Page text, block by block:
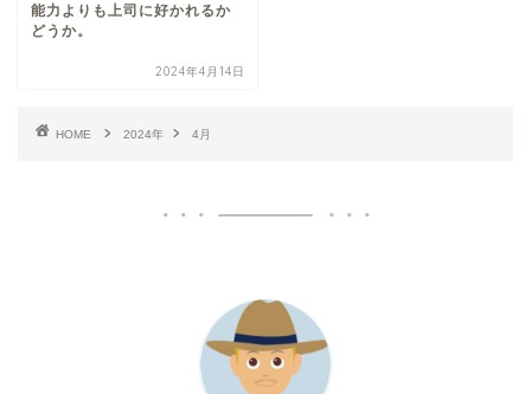
能力よりも上司に好かれるか
どうか。
2024年4月14日
HOME 2024年 4月